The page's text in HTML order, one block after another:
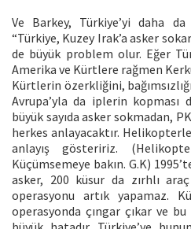
Ve Barkey, Türkiye’yi daha
“Türkiye, Kuzey Irak’a asker
de büyük problem olur. Eğer
Amerika ve Kürtlere rağmen
Kürtlerin özerkliğini,
Avrupa’yla da iplerin kopması
büyük sayıda asker sokmadan,
herkes anlayacaktır.
anlayış gösteririz.
Küçümsemeye bakın. G.K)
asker, 200 küsur da zırhlı
operasyonu artık yapamaz.
operasyonda çıngar çıkar ve